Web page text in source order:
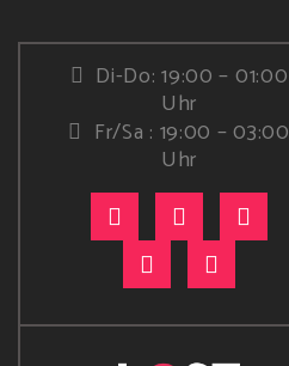
Di-Do: 19:00 – 01:00
Uhr
Fr/Sa : 19:00 – 03:00
Uhr